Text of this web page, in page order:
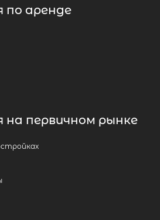
по аренде
на первичном рынке